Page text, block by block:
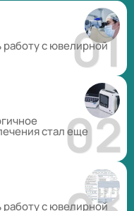
работу с ювелирной
стал еще
работу с ювелирной